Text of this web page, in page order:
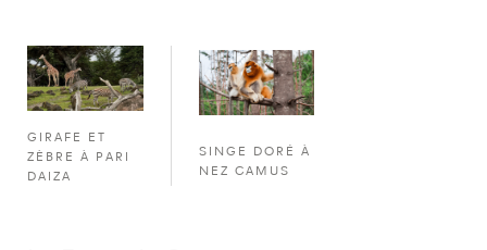
GIRAFE ET
ZÈBRE À PARI
DAIZA
SINGE DORÉ À
NEZ CAMUS